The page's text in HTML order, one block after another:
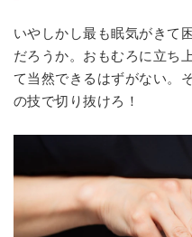
いやしかし最も眠気がきて
だろうか。おもむろに立
て当然できるはずがない。
の技で切り抜けろ！